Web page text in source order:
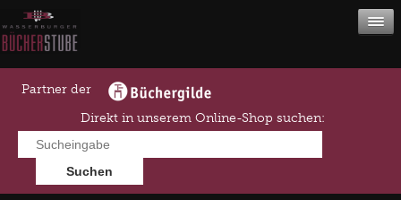
Partner der
Direkt in unserem Online-Shop suchen: